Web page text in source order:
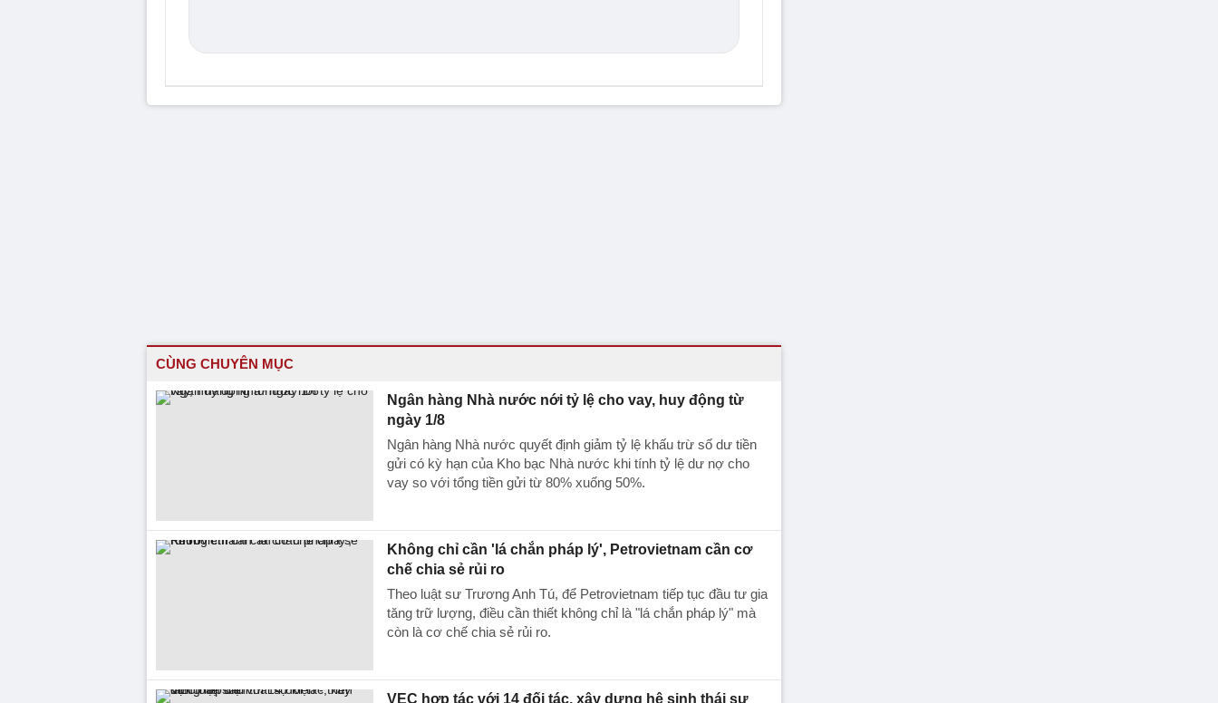
CÙNG CHUYÊN MỤC
Ngân hàng Nhà nước nới tỷ lệ cho vay, huy động từ
ngày 1/8
Ngân hàng Nhà nước quyết định giảm tỷ lệ khấu trừ số dư tiền
gửi có kỳ hạn của Kho bạc Nhà nước khi tính tỷ lệ dư nợ cho
vay so với tổng tiền gửi từ 80% xuống 50%.
Không chỉ cần 'lá chắn pháp lý', Petrovietnam cần cơ
chế chia sẻ rủi ro
Theo luật sư Trương Anh Tú, để Petrovietnam tiếp tục đầu tư gia
tăng trữ lượng, điều cần thiết không chỉ là "lá chắn pháp lý" mà
còn là cơ chế chia sẻ rủi ro.
VEC hợp tác với 14 đối tác, xây dựng hệ sinh thái sự